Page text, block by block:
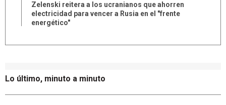
Lo último, minuto a minuto
Zelenski reitera a los ucranianos que ahorren
electricidad para vencer a Rusia en el "frente
energético"